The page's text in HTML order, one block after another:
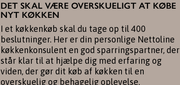
DET SKAL VÆRE OVERSKUELIGT AT KØBE
NYT KØKKEN
I et køkkenkøb skal du tage op til 400
beslutninger. Her er din personlige Nettoline
køkkenkonsulent en god sparringspartner, der
står klar til at hjælpe dig med erfaring og
viden, der gør dit køb af køkken til en
overskuelig og behagelig oplevelse.